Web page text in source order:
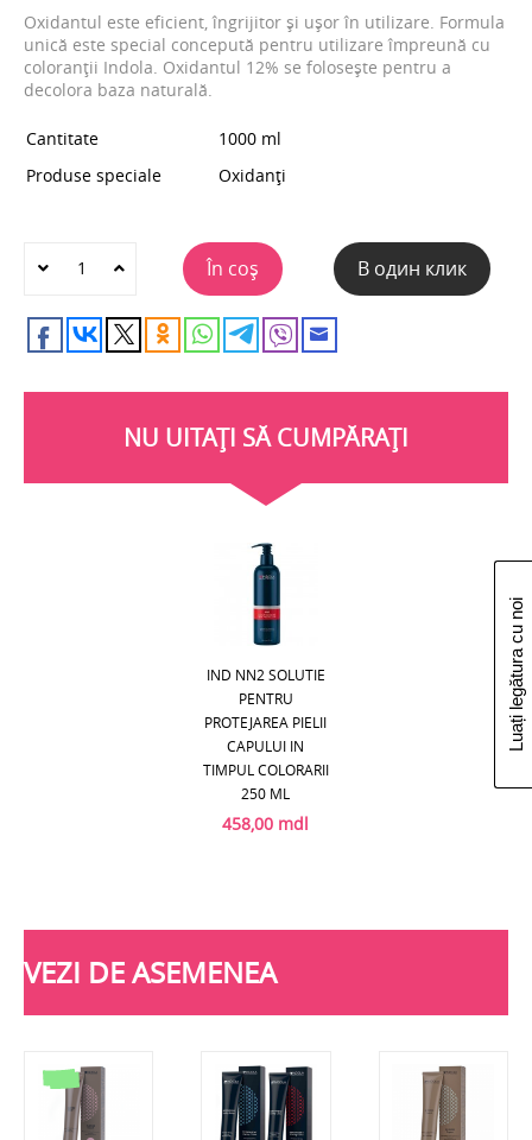
Luați legătura cu noi
Oxidantul este eficient, îngrijitor și ușor în utilizare. Formula
unică este special concepută pentru utilizare împreună cu
coloranții Indola. Oxidantul 12% se folosește pentru a
decolora baza naturală.
Cantitate
1000 ml
Produse speciale
Oxidanți
În coș В один клик
NU UITAȚI SĂ CUMPĂRAȚI
IND NN2 SOLUTIE
PENTRU
PROTEJAREA PIELII
CAPULUI IN
TIMPUL COLORARII
250 ML
458,00 mdl
VEZI DE ASEMENEA